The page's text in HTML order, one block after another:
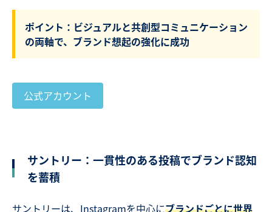
ポイント：ビジュアルと共創型コミュニケーション
の両軸で、ブランド想起の強化に成功
公式アカウント
サントリー：一貫性のある投稿でブランド認知
を蓄積
サントリーは、Instagramを中心にブランドごとに世界